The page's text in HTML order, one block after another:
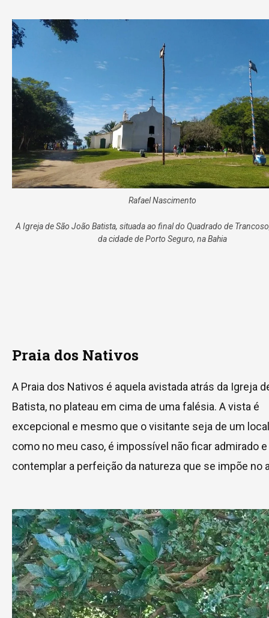
Rafael Nascimento
A Igreja de São João Batista, situada ao final do Quadrado de
da cidade de Porto Seguro, na Bahia
Praia dos Nativos
A Praia dos Nativos é aquela avistada atrás da Igreja
Batista, no plateau em cima de uma falésia. A vista é
excepcional e mesmo que o visitante seja de um
como no meu caso, é impossível não ficar admirado e
contemplar a perfeição da natureza que se impõe no